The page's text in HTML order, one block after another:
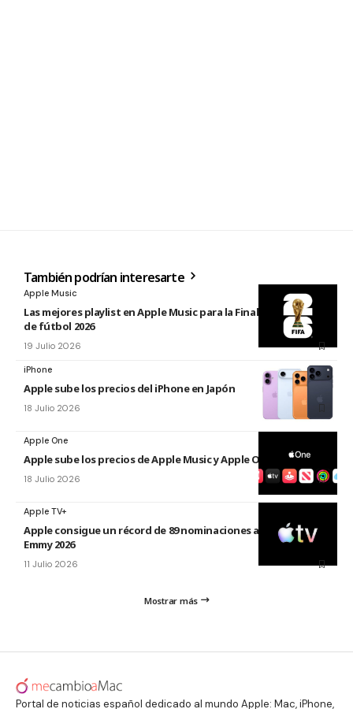
También podrían interesarte
Apple Music
Las mejores playlist en Apple Music para la Final del Mundial
de fútbol 2026
19 Julio 2026
iPhone
Apple sube los precios del iPhone en Japón
18 Julio 2026
Apple One
Apple sube los precios de Apple Music y Apple One en 2026
18 Julio 2026
Apple TV+
Apple consigue un récord de 89 nominaciones a los premios
Emmy 2026
11 Julio 2026
Mostrar más
Portal de noticias español dedicado al mundo Apple: Mac, iPhone,